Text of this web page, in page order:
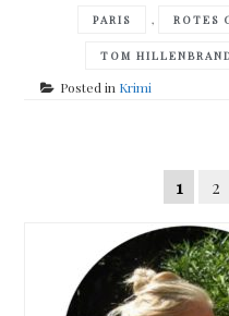
PARIS , ROTES
TOM
Posted in Krimi
navigation
Beiträge
1 2